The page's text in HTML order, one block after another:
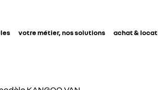
votre métier, nos solutions achat &